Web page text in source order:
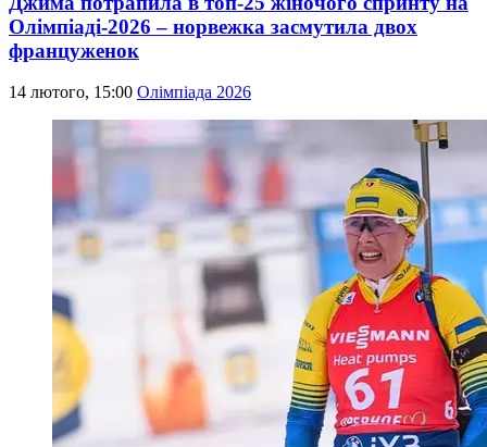
Олімпіаді-2026 – норвежка засмутила двох
француженок
14 лютого, 15:00 Олімпіада 2026